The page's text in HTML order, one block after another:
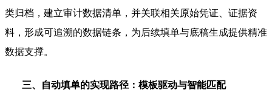
类归档，建立审计数据清单，并关联相关原始凭证、证据资
料，形成可追溯的数据链条，为后续填单与底稿生成提供精准
数据支撑。
三、自动填单的实现路径：模板驱动与智能匹配